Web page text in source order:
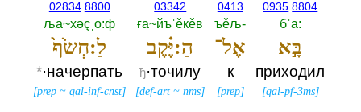
0935 8804
бˈа:‎
בָּ֣א
приходил
[qal-pf-3ms]
0413
ъěљ-‎
אֶל־
к
[prep]
03342
ға~йъˈěкěв
הַ:יֶּ֗קֶב
ђ·точилу
[def-art ~nms]
02834 8800
ља~хәçˌо:ф
לַ:חְשֹׂף֙
*·начерпать
[prep ~qal-inf-cnst]